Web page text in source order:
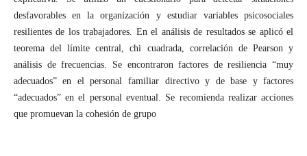
desfavorables en la organización y estudiar variables psicosociales
resilientes de los trabajadores. En el análisis de resultados se aplicó el
teorema del límite central, chi cuadrada, correlación de Pearson y
análisis de frecuencias. Se encontraron factores de resiliencia “muy
adecuados” en el personal familiar directivo y de base y factores
“adecuados” en el personal eventual. Se recomienda realizar acciones
que promuevan la cohesión de grupo